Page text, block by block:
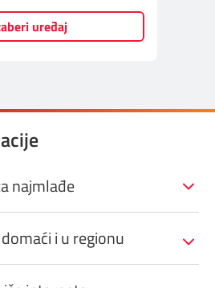
uređaj
najmlađe
i u regionu